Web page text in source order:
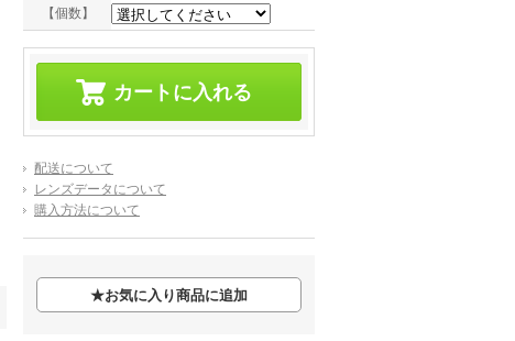
【個数】
配送について
レンズデータについて
購入方法について
★お気に入り商品に追加